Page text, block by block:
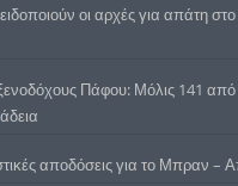
οι αρχές για απάτη στο
Πάφου: Μόλις 141 από
αποδόσεις για το Μπραν –